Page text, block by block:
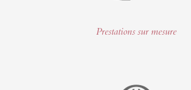
Prestations sur mesure